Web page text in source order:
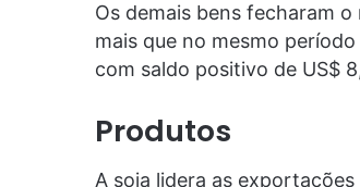
Os demais bens fecharam
mais que no mesmo
com saldo positivo de US$
Produtos
A soja lidera as